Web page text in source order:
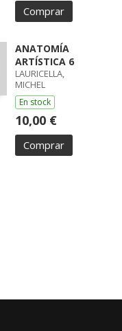
Comprar
ANATOMÍA
ARTÍSTICA 6
LAURICELLA,
MICHEL
En stock
10,00 €
Comprar